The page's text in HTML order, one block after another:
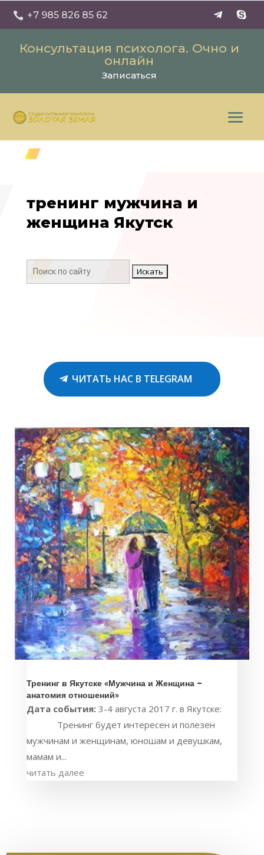
 +7 985 826 85 62
Консультация психолога. Очно и
онлайн
Записаться
тренинг мужчина и
женщина Якутск
Поиск:
ЧИТАТЬ НАС В TELEGRAM
Тренинг в Якутске «Мужчина и Женщина –
анатомия отношений»
Дата события: 3-4 августа 2017 г. в Якутске:
Тренинг будет интересен и полезен
мужчинам и женщинам, юношам и девушкам,
мамам и...
читать далее